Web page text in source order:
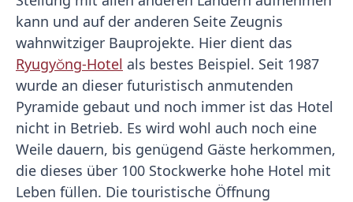
kann und auf der anderen Seite Zeugnis
wahnwitziger Bauprojekte. Hier dient das
Ryugyŏng-Hotel als bestes Beispiel. Seit 1987
wurde an dieser futuristisch anmutenden
Pyramide gebaut und noch immer ist das Hotel
nicht in Betrieb. Es wird wohl auch noch eine
Weile dauern, bis genügend Gäste herkommen,
die dieses über 100 Stockwerke hohe Hotel mit
Leben füllen. Die touristische Öffnung